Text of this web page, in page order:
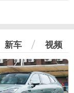
新车 视频